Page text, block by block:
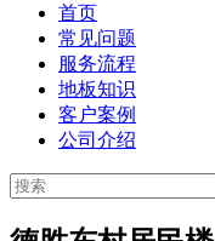
首页
常见问题
服务流程
地板知识
客户案例
公司介绍